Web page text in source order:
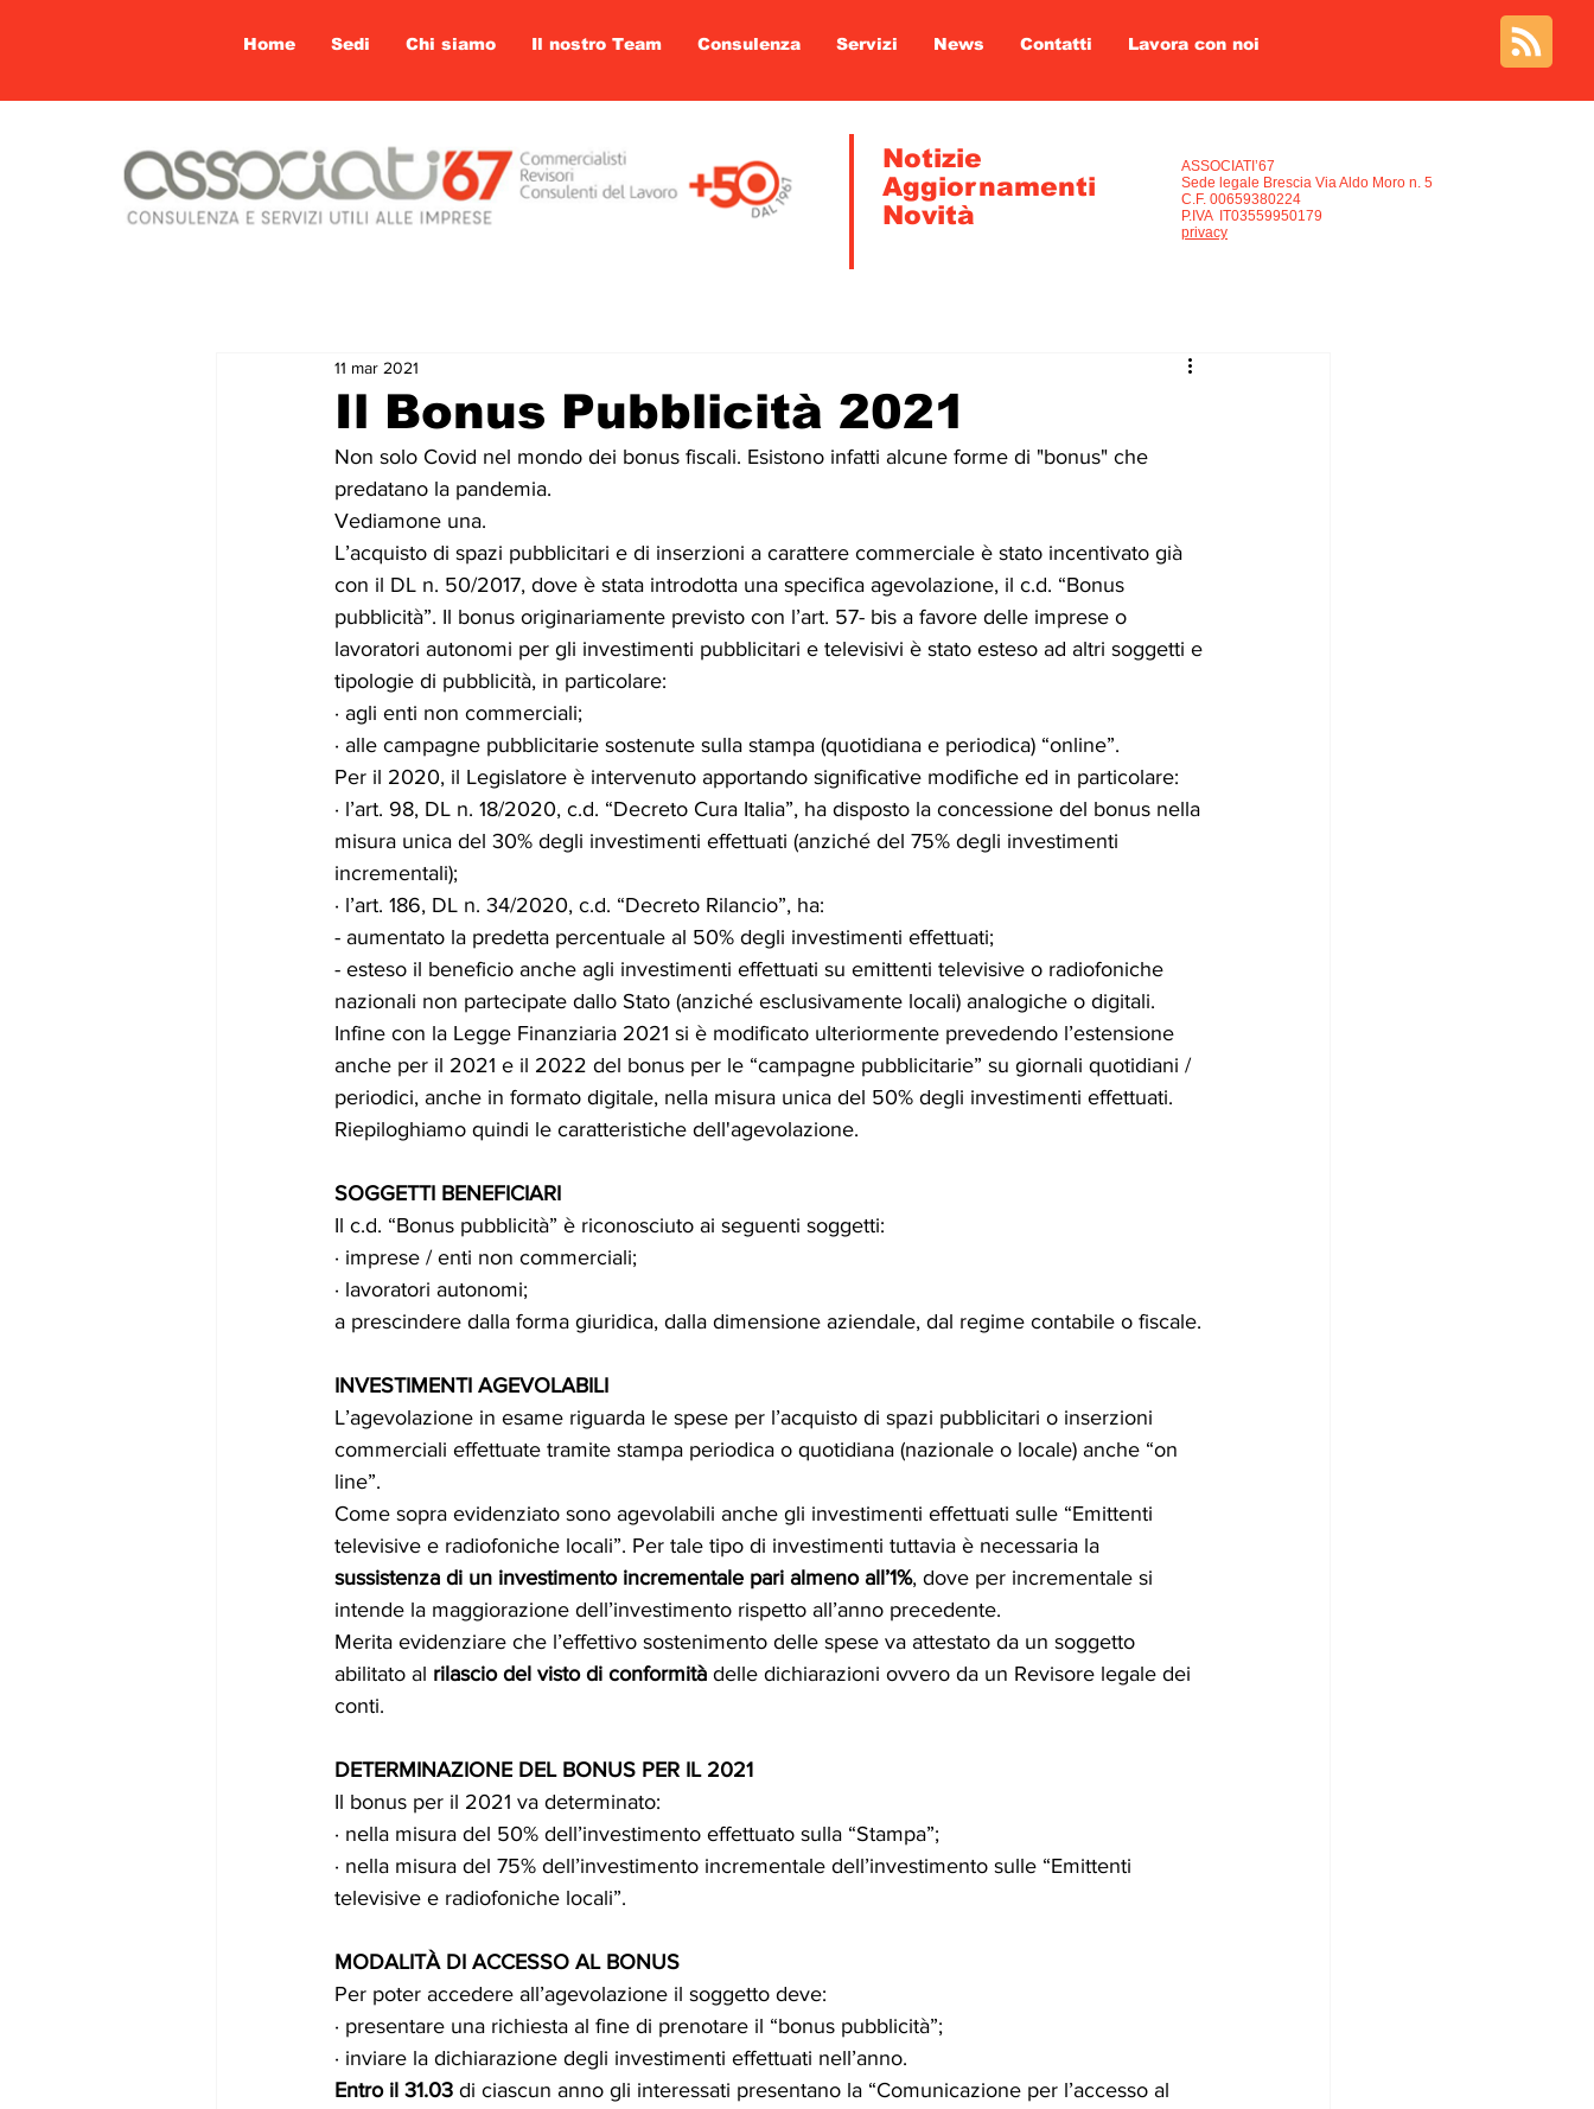
Home Sedi Chi siamo Il nostro Team Consulenza Servizi News Contatti Lavora con noi
Notizie
Aggiornamenti
Novità
ASSOCIATI’67
Sede legale Brescia Via Aldo Moro n. 5
C.F. 00659380224
P.IVA IT03559950179
privacy
Il Bonus Pubblicità 2021
11 mar 2021
Non solo Covid nel mondo dei bonus fiscali. Esistono infatti alcune forme di "bonus" che
predatano la pandemia.
Vediamone una.
L’acquisto di spazi pubblicitari e di inserzioni a carattere commerciale è stato incentivato già
con il DL n. 50/2017, dove è stata introdotta una specifica agevolazione, il c.d. “Bonus
pubblicità”. Il bonus originariamente previsto con l’art. 57- bis a favore delle imprese o
lavoratori autonomi per gli investimenti pubblicitari e televisivi è stato esteso ad altri soggetti e
tipologie di pubblicità, in particolare:
· agli enti non commerciali;
· alle campagne pubblicitarie sostenute sulla stampa (quotidiana e periodica) “online”.
Per il 2020, il Legislatore è intervenuto apportando significative modifiche ed in particolare:
· l’art. 98, DL n. 18/2020, c.d. “Decreto Cura Italia”, ha disposto la concessione del bonus nella
misura unica del 30% degli investimenti effettuati (anziché del 75% degli investimenti
incrementali);
· l’art. 186, DL n. 34/2020, c.d. “Decreto Rilancio”, ha:
- aumentato la predetta percentuale al 50% degli investimenti effettuati;
- esteso il beneficio anche agli investimenti effettuati su emittenti televisive o radiofoniche
nazionali non partecipate dallo Stato (anziché esclusivamente locali) analogiche o digitali.
Infine con la Legge Finanziaria 2021 si è modificato ulteriormente prevedendo l’estensione
anche per il 2021 e il 2022 del bonus per le “campagne pubblicitarie” su giornali quotidiani /
periodici, anche in formato digitale, nella misura unica del 50% degli investimenti effettuati.
Riepiloghiamo quindi le caratteristiche dell'agevolazione.
SOGGETTI BENEFICIARI
Il c.d. “Bonus pubblicità” è riconosciuto ai seguenti soggetti:
· imprese / enti non commerciali;
· lavoratori autonomi;
a prescindere dalla forma giuridica, dalla dimensione aziendale, dal regime contabile o fiscale.
INVESTIMENTI AGEVOLABILI
L’agevolazione in esame riguarda le spese per l’acquisto di spazi pubblicitari o inserzioni
commerciali effettuate tramite stampa periodica o quotidiana (nazionale o locale) anche “on
line”.
Come sopra evidenziato sono agevolabili anche gli investimenti effettuati sulle “Emittenti
televisive e radiofoniche locali”. Per tale tipo di investimenti tuttavia è necessaria la
sussistenza di un investimento incrementale pari almeno all’1%, dove per incrementale si
intende la maggiorazione dell’investimento rispetto all’anno precedente.
Merita evidenziare che l’effettivo sostenimento delle spese va attestato da un soggetto
abilitato al rilascio del visto di conformità delle dichiarazioni ovvero da un Revisore legale dei
conti.
DETERMINAZIONE DEL BONUS PER IL 2021
Il bonus per il 2021 va determinato:
· nella misura del 50% dell’investimento effettuato sulla “Stampa”;
· nella misura del 75% dell’investimento incrementale dell’investimento sulle “Emittenti
televisive e radiofoniche locali”.
MODALITÀ DI ACCESSO AL BONUS
Per poter accedere all’agevolazione il soggetto deve:
· presentare una richiesta al fine di prenotare il “bonus pubblicità”;
· inviare la dichiarazione degli investimenti effettuati nell’anno.
Entro il 31.03 di ciascun anno gli interessati presentano la “Comunicazione per l’accesso al